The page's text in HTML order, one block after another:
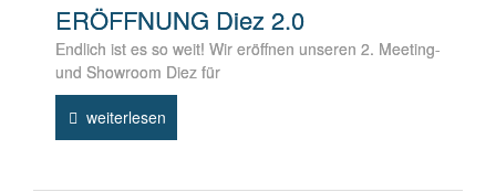
ERÖFFNUNG Diez 2.0
Endlich ist es so weit! Wir eröffnen unseren 2. Meeting-
und Showroom Diez für
weiterlesen